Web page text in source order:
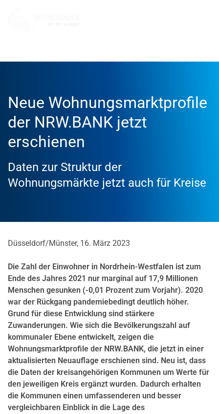
Neue Wohnungsmarktprofile
der NRW.BANK jetzt
erschienen
Daten zur Struktur der
Wohnungsmärkte jetzt auch für Kreise
Düsseldorf/Münster, 16. März 2023
Die Zahl der Einwohner in Nordrhein-Westfalen ist zum
Ende des Jahres 2021 nur marginal auf 17,9 Millionen
Menschen gesunken (-0,01 Prozent zum Vorjahr). 2020
war der Rückgang pandemiebedingt deutlich höher.
Grund für diese Entwicklung sind stärkere
Zuwanderungen. Wie sich die Bevölkerungszahl auf
kommunaler Ebene entwickelt, zeigen die
Wohnungsmarktprofile der NRW.BANK, die jetzt in einer
aktualisierten Neuauflage erschienen sind. Neu ist, dass
die Daten der kreisangehörigen Kommunen um Werte für
den jeweiligen Kreis ergänzt wurden. Dadurch erhalten
die Kommunen einen umfassenderen und besser
vergleichbaren Einblick in die Lage des